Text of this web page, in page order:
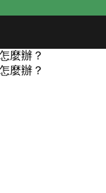
麼辦？
麼辦？